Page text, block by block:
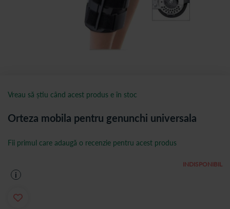
Orteza mobila pentru genunchi universala
INDISPONIBIL
Fii primul care adaugă o recenzie pentru acest produs
i
Vreau să știu când acest produs e în stoc